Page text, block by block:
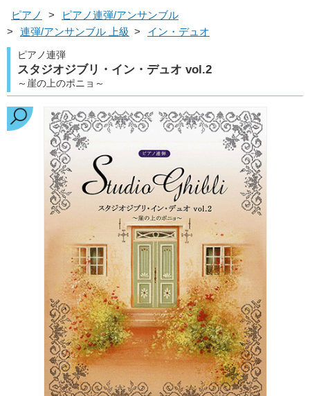
ピアノ >
ピアノ連弾/アンサンブル
>
連弾/アンサンブル 上級 > イン・デュオ
ピアノ連弾
スタジオジブリ・イン・デュオ vol.2
～崖の上のポニョ～